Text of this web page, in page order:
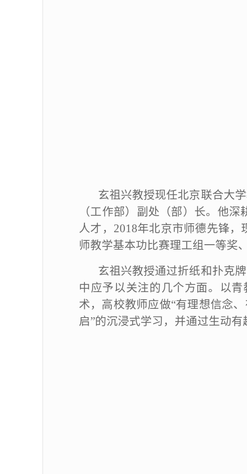
玄祖兴教授现任北京联合大
（工作部）副处（部）长。他
人才，2018年北京市师德先锋
师教学基本功比赛理工组一等奖
玄祖兴教授通过折纸和扑克
中应予以关注的几个方面。以
术，高校教师应做“有理想信念
启”的沉浸式学习，并通过生动